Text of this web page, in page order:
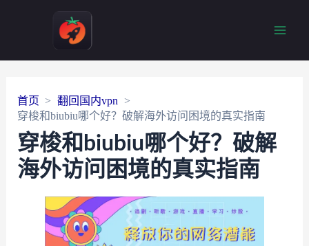
首页
翻回国内vpn
穿梭和biubiu哪个好？破解海外访问困境的真实指南
穿梭和biubiu哪个好？破解
海外访问困境的真实指南